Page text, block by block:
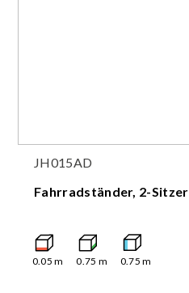
JH015AD
Fahrradständer, 2-Sitzer
0.05 m 0.75 m 0.75 m